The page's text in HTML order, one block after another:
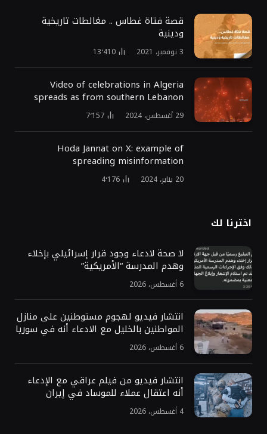
قصة فتاة غطاس .. مغالطات تاريخية
ودينية
3 نوفمبر، 2021 13٬410
Video of celebrations in Algeria
spreads as from southern Lebanon
29 أغسطس، 2024 7٬157
Hoda Jannat on X: example of
spreading misinformation
20 يناير، 2024 4٬176
اخترنا لك
لا صحة لادعاء وجود قرار إسرائيلي بإخلاء
وهدم المدرسة “الأمريكية”
6 أغسطس، 2026
انتشار فيديو لهجوم مستوطنين على منازل
المواطنين بالخليل مع الادعاء أنه في سوريا
6 أغسطس، 2026
انتشار فيديو من فيلم عراقي مع الإدعاء
أنه اعتقال عملاء للموساد في إيران
4 أغسطس، 2026